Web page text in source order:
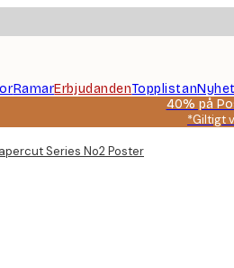
RamarErbjudandenTopplistan
40% på
*Giltigt
Series No2 Poster